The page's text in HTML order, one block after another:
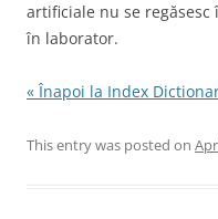
artificiale nu se
în laborator.
« Înapoi la Index
This entry was posted on